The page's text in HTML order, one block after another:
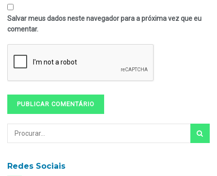
Salvar meus dados neste navegador para a próxima vez que eu
comentar.
Redes Sociais